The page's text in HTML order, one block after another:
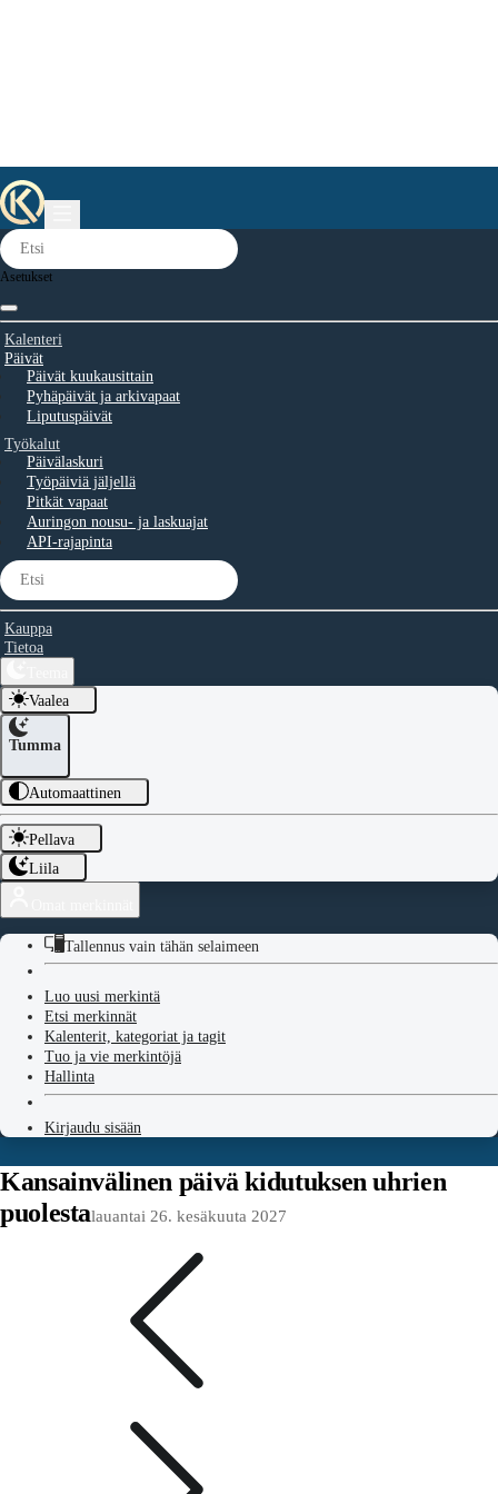
Asetukset
Kalenteri
Päivät
Päivät kuukausittain
Pyhäpäivät ja arkivapaat
Liputuspäivät
Työkalut
Päivälaskuri
Työpäiviä jäljellä
Pitkät vapaat
Auringon nousu- ja laskuajat
API-rajapinta
Kauppa
Tietoa
Vaalea
Tumma
Automaattinen
Pellava
Liila
Tallennus vain tähän selaimeen
Luo uusi merkintä
Etsi merkinnät
Kalenterit, kategoriat ja tagit
Tuo ja vie merkintöjä
Hallinta
Kirjaudu sisään
Kansainvälinen päivä kidutuksen uhrien
puolestalauantai 26. kesäkuuta 2027